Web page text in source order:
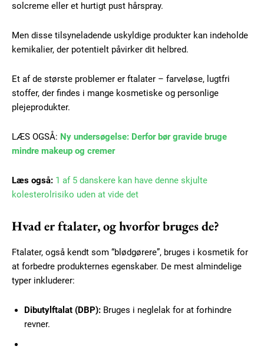
solcreme eller et hurtigt pust hårspray.
Men disse tilsyneladende uskyldige produkter kan indeholde
kemikalier, der potentielt påvirker dit helbred.
Et af de største problemer er ftalater – farveløse, lugtfri
stoffer, der findes i mange kosmetiske og personlige
plejeprodukter.
LÆS OGSÅ: Ny undersøgelse: Derfor bør gravide bruge
mindre makeup og cremer
Læs også: 1 af 5 danskere kan have denne skjulte
kolesterolrisiko uden at vide det
Hvad er ftalater, og hvorfor bruges de?
Ftalater, også kendt som “blødgørere”, bruges i kosmetik for
at forbedre produkternes egenskaber. De mest almindelige
typer inkluderer:
Dibutylftalat (DBP): Bruges i neglelak for at forhindre
revner.